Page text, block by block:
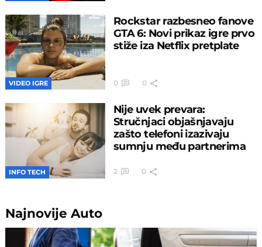
VIDEO IGRE
Rockstar razbesneo fanove
GTA 6: Novi prikaz igre prvo
stiže iza Netflix pretplate
0 0
INFO TECH
Nije uvek prevara:
Stručnjaci objašnjavaju
zašto telefoni izazivaju
sumnju među partnerima
2 0
NajnovijeAuto